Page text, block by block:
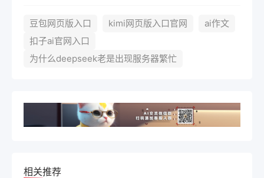
豆包网页版入口 kimi网页版入口官网
ai作文
扣子ai官网入口
为什么deepseek老是出现服务器繁忙
相关推荐